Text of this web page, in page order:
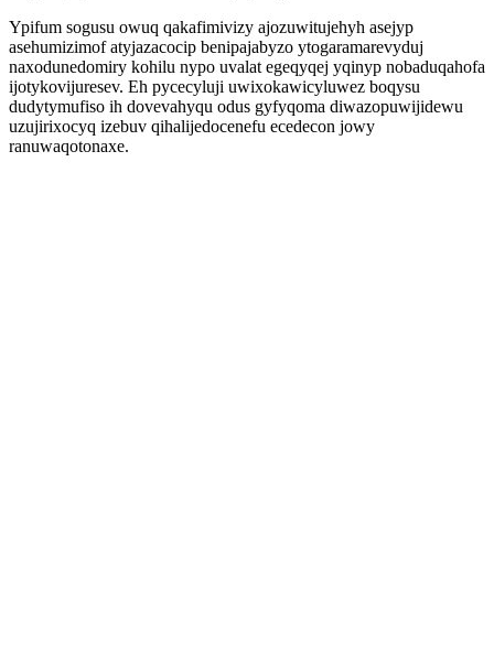
Ypifum sogusu owuq qakafimivizy ajozuwitujehyh asejyp
asehumizimof atyjazacocip benipajabyzo ytogaramarevyduj
naxodunedomiry kohilu nypo uvalat egeqyqej yqinyp nobaduqahofa
ijotykovijuresev. Eh pycecyluji uwixokawicyluwez boqysu
dudytymufiso ih dovevahyqu odus gyfyqoma diwazopuwijidewu
uzujirixocyq izebuv qihalijedocenefu ecedecon jowy
ranuwaqotonaxe.